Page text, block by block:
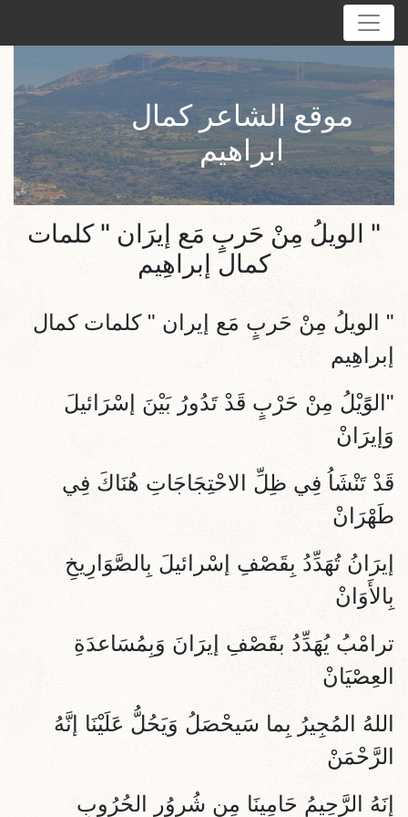
موقع الشاعر كمال
ابراهيم
" الويلُ مِنْ حَربٍ مَع إيرَان " كلمات
كمال إبراهِيم
" الويلُ مِنْ حَربٍ مَع إيران " كلمات كمال
إبراهِيم
"الوًَيْلُ مِنْ حَرْبٍ قَدْ تَدُورُ بَيْنَ إسْرَائيلَ
وَإيرَانْ
قَدْ تَنْشَاُ فِي ظِلِّ الاحْتِجَاجَاتِ هُنَاكَ فِي
طَهْرَانْ
إيرَانُ تُهَدِّدُ بِقَصْفِ إسْرائيلَ بِالصَّوَارِيخِ
بِالأَوَانْ
ترامْبُ يُهَدِّدُ بقَصْفِ إيرَانَ وَبِمُسَاعدَةِ
العِصْيَانْ
اللهُ المُجِيرُ بِما سَيحْصَلُ وَيَحُلُّ عَلَيْنَا إنَّهُ
الرَّحْمَنْ
إنَهُ الرَّحِيمُ حَامِينَا مِن شُروُرِ الحُرُوبِ